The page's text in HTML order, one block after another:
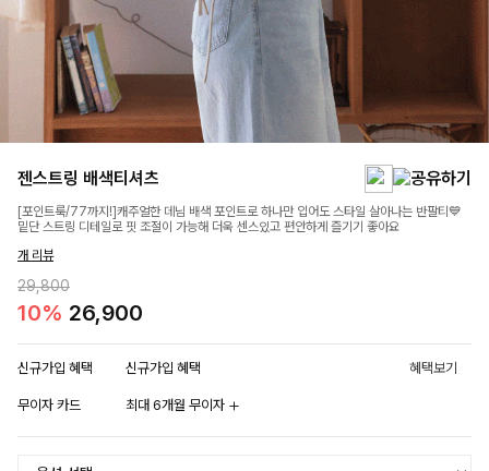
젠스트링 배색티셔츠
[포인트룩/77까지!]캐주얼한 데님 배색 포인트로 하나만 입어도 스타일 살아나는 반팔티💙
밑단 스트링 디테일로 핏 조절이 가능해 더욱 센스있고 편안하게 즐기기 좋아요
개 리뷰
29,800
10% 26,900
신규가입 혜택 신규가입 혜택 혜택보기
무이자 카드 최대 6개월 무이자